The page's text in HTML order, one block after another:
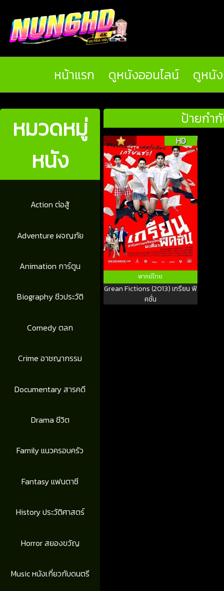
หน้าแรก ดูหนังออนไลน์ ดูหนั
หมวดหมู่
หนัง
Action ต่อสู้
Adventure ผจญภัย
Animation การ์ตูน
Biography ชีวประวัติ
Comedy ตลก
Crime อาชญากรรม
Documentary สารคดี
Drama ชีวิต
Family แนวครอบครัว
Fantasy แฟนตาซี
History ประวัติศาสตร์
Horror สยองขวัญ
Music หนังเกี่ยวกับดนตรี
ป้ายกำ
HD
พากย์ไทย
Grean Fictions (2013) เกรียน ฟิ
คชั่น